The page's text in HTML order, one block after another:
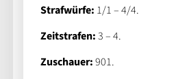
Strafwürfe: 1/1 – 4/4.
Zeitstrafen:3 – 4.
Zuschauer:901.